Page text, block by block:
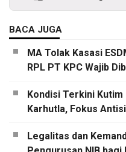
BACA JUGA
MA Tolak Kasasi
RPL PT KPC Wajib
Kondisi Terkini
Karhutla, Fokus
Legalitas dan